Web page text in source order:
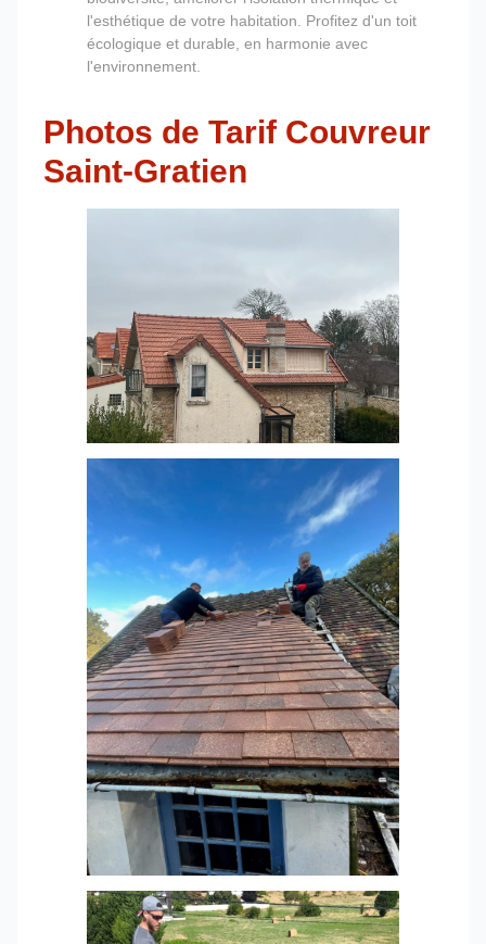
l'esthétique de votre habitation. Profitez d'un toit
écologique et durable, en harmonie avec
l'environnement.
Photos de Tarif Couvreur
Saint-Gratien